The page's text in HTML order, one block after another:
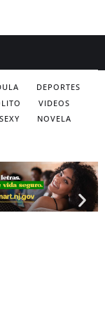
DEPORTES
VIDEOS
NOVELA